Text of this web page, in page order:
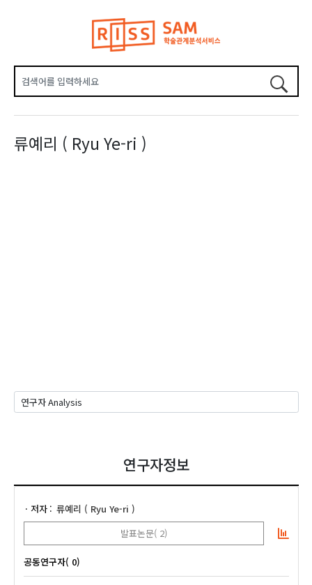
류예리 ( Ryu Ye-ri )
연구자정보
저자
류예리 ( Ryu Ye-ri )
발표논문( 2)
공동연구자( 0)